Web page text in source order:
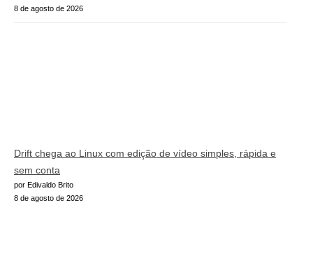
8 de agosto de 2026
Drift chega ao Linux com edição de vídeo simples, rápida e
sem conta
por Edivaldo Brito
8 de agosto de 2026